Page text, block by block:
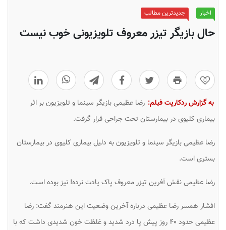
اخبار جدیدترین مطالب
حال بازیگر تیزر معروف تلویزیونی خوب نیست
0
به گزارش ردکارپت فیلم: رضا عظیمی بازیگر سینما و تلویزیون بر اثر
بیماری کلیوی در بیمارستان تحت جراحی قرار گرفت.
رضا عظیمی بازیگر سینما و تلویزیون به دلیل بیماری کلیوی در بیمارستان
بستری است.
رضا عظیمی نقش آفرین تیزر معروف پاک یادت نرده! نیز بوده است.
افشار همسر رضا عظیمی درباره آخرین وضعیت این هنرمند گفت: رضا
عظیمی حدود ۴۰ روز پیش پا درد شدید و غلظت خون شدیدی داشت که با